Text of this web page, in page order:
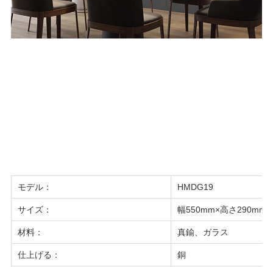
モデル： HMDG19
サイズ： 幅550mm×高さ290mm
材料： 真鍮、ガラス
仕上げる ： 銅